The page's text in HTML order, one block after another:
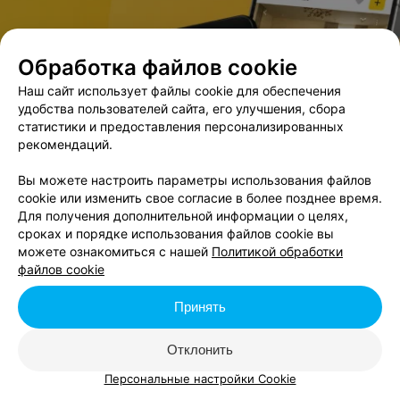
В данном городе нет событий,
удовлетворяющих условиям фильтра.
Обработка файлов cookie
Наш сайт использует файлы cookie для обеспечения
удобства пользователей сайта, его улучшения, сбора
статистики и предоставления персонализированных
рекомендаций.
Вы можете настроить параметры использования файлов
cookie или изменить свое согласие в более позднее время.
Для получения дополнительной информации о целях,
сроках и порядке использования файлов cookie вы
можете ознакомиться с нашей Политикой обработки
файлов cookie
Отклонить
Принять
Персональные настройки Cookie